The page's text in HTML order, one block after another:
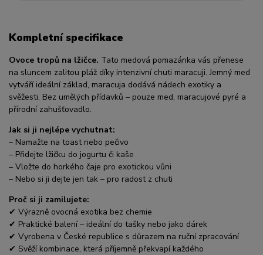
Kompletní specifikace
Ovoce tropů na lžičce. Tato medová pomazánka vás přenese
na sluncem zalitou pláž díky intenzivní chuti maracuji. Jemný med
vytváří ideální základ, maracuja dodává nádech exotiky a
svěžesti. Bez umělých přídavků – pouze med, maracujové pyré a
přírodní zahušťovadlo.
Jak si ji nejlépe vychutnat:
– Namažte na toast nebo pečivo
– Přidejte lžičku do jogurtu či kaše
– Vložte do horkého čaje pro exotickou vůni
– Nebo si ji dejte jen tak – pro radost z chuti
Proč si ji zamilujete:
✔ Výrazně ovocná exotika bez chemie
✔ Praktické balení – ideální do tašky nebo jako dárek
✔ Vyrobena v České republice s důrazem na ruční zpracování
✔ Svěží kombinace, která příjemně překvapí každého